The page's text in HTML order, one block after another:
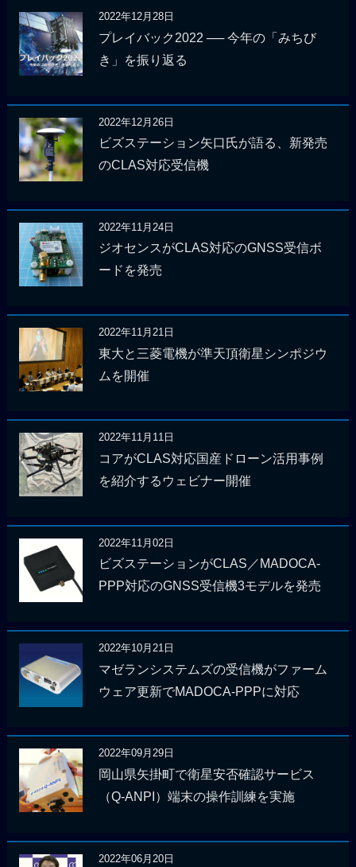
2022年12月28日
プレイバック2022 ── 今年の「みちび
き」を振り返る
2022年12月26日
ビズステーション矢口氏が語る、新発売
のCLAS対応受信機
2022年11月24日
ジオセンスがCLAS対応のGNSS受信ボ
ードを発売
2022年11月21日
東大と三菱電機が準天頂衛星シンポジウ
ムを開催
2022年11月11日
コアがCLAS対応国産ドローン活用事例
を紹介するウェビナー開催
2022年11月02日
ビズステーションがCLAS／MADOCA-
PPP対応のGNSS受信機3モデルを発売
2022年10月21日
マゼランシステムズの受信機がファーム
ウェア更新でMADOCA-PPPに対応
2022年09月29日
岡山県矢掛町で衛星安否確認サービス
（Q-ANPI）端末の操作訓練を実施
2022年06月20日